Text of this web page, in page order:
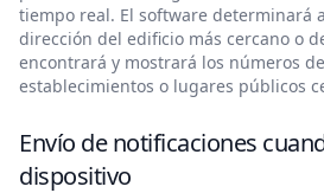
tiempo real. El software determinará
dirección del edificio más cercano o
encontrará y mostrará los números
establecimientos o lugares públicos
Envío de notificaciones
dispositivo